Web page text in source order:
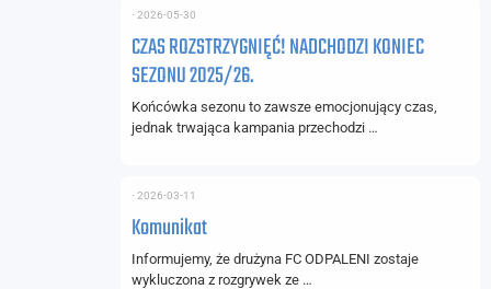
CZAS ROZSTRZYGNIĘĆ! NADCHODZI KONIEC
SEZONU 2025/26.
⋅ 2026-05-30
Końcówka sezonu to zawsze emocjonujący czas,
jednak trwająca kampania przechodzi …
Komunikat
⋅ 2026-03-11
Informujemy, że drużyna FC ODPALENI zostaje
wykluczona z rozgrywek ze …